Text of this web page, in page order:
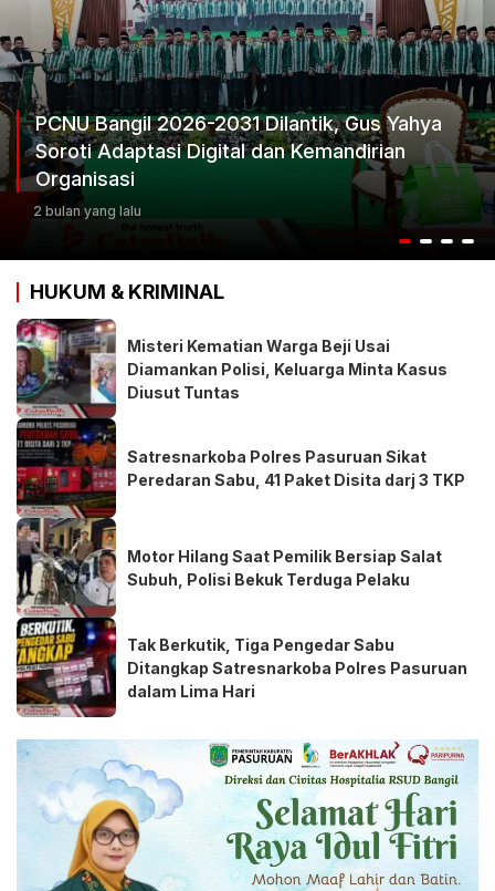
2031 Dilantik, Gus Yahya
dan Kemandirian
Ketum Progib
Keputusan
HUKUM & KRIMINAL
Misteri Kematian Warga Beji Usai
Diamankan Polisi, Keluarga Minta Kasus
Diusut Tuntas
Satresnarkoba Polres Pasuruan Sikat
Peredaran Sabu, 41 Paket Disita darj 3 TKP
Motor Hilang Saat Pemilik Bersiap Salat
Subuh, Polisi Bekuk Terduga Pelaku
Tak Berkutik, Tiga Pengedar Sabu
Ditangkap Satresnarkoba Polres Pasuruan
dalam Lima Hari